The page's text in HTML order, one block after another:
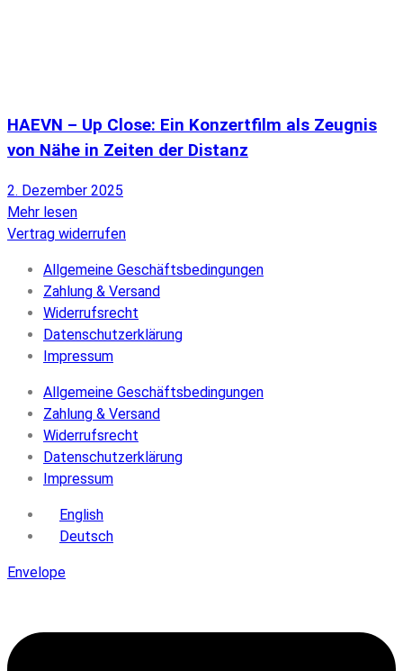
HAEVN – Up Close: Ein Konzertfilm als Zeugnis
von Nähe in Zeiten der Distanz
2. Dezember 2025
Mehr lesen
Vertrag widerrufen
Allgemeine Geschäftsbedingungen
Zahlung & Versand
Widerrufsrecht
Datenschutzerklärung
Impressum
Allgemeine Geschäftsbedingungen
Zahlung & Versand
Widerrufsrecht
Datenschutzerklärung
Impressum
English
Deutsch
Envelope